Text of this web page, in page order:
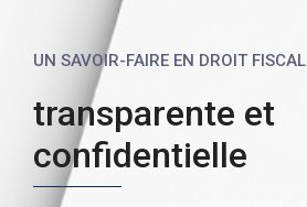
UN SAVOIR-FAIRE EN DROIT FISCAL
transparente et
confidentielle